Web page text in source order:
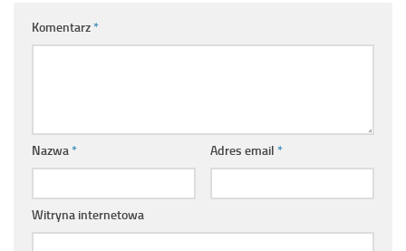
Komentarz*
Nazwa* Adres email *
Witryna internetowa